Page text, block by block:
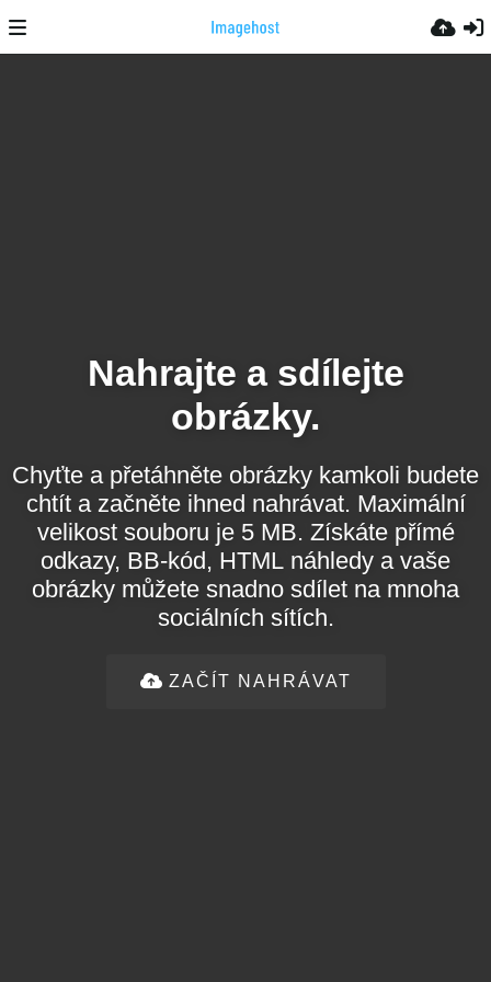
Nahrajte a sdílejte
obrázky.
Chyťte a přetáhněte obrázky kamkoli budete
chtít a začněte ihned nahrávat. Maximální
velikost souboru je 5 MB. Získáte přímé
odkazy, BB-kód, HTML náhledy a vaše
obrázky můžete snadno sdílet na mnoha
sociálních sítích.
ZAČÍT NAHRÁVAT